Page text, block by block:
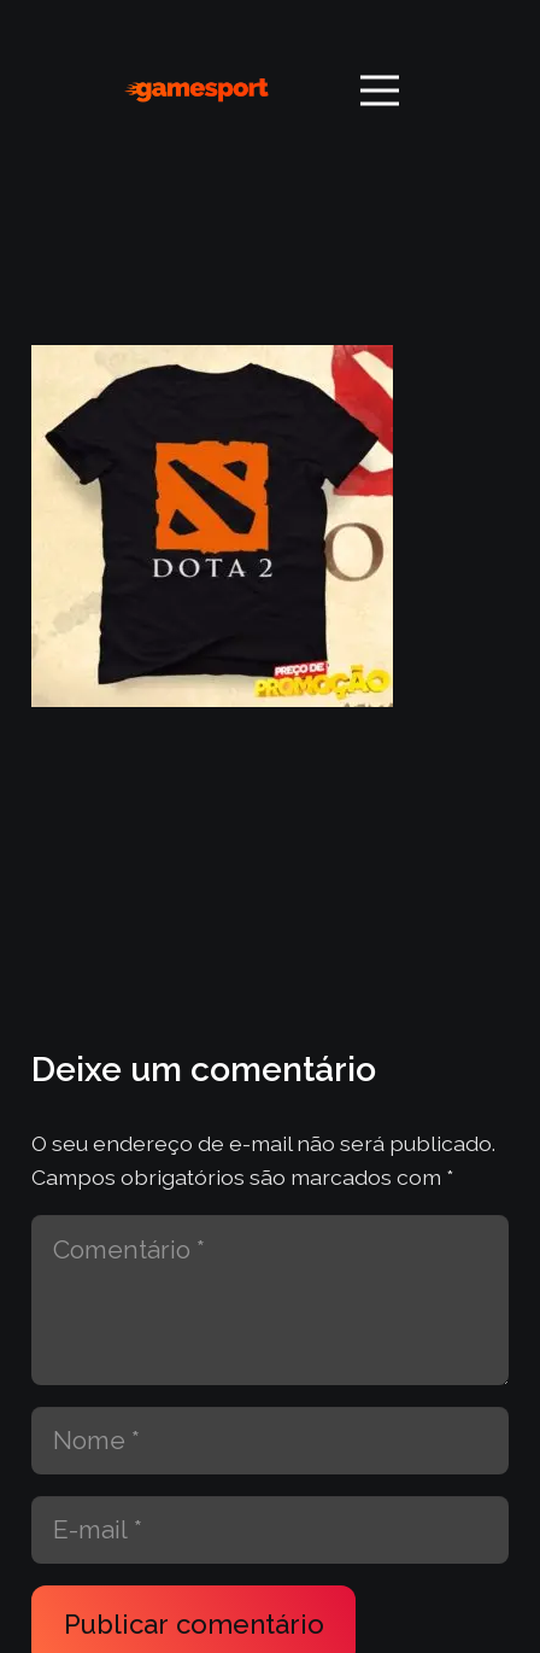
Deixe um comentário
O seu endereço de e-mail não será publicado.
Campos obrigatórios são marcados com *
Publicar comentário